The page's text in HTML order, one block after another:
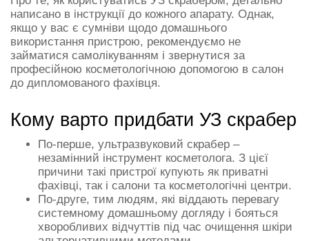
написано в інструкції до кожного апарату. Однак,
якщо у вас є сумніви щодо домашнього
використання пристрою, рекомендуємо не
займатися самолікуванням і звернутися за
професійною косметологічною допомогою в салон
до дипломованого фахівця.
Кому варто придбати УЗ скрабер
По-перше, ультразвуковий скрабер –
незамінний інструмент косметолога. З цієї
причини такі пристрої купують як приватні
фахівці, так і салони та косметологічні центри.
По-друге, тим людям, які віддають перевагу
системному домашньому догляду і бояться
хворобливих відчуттів під час очищення шкіри